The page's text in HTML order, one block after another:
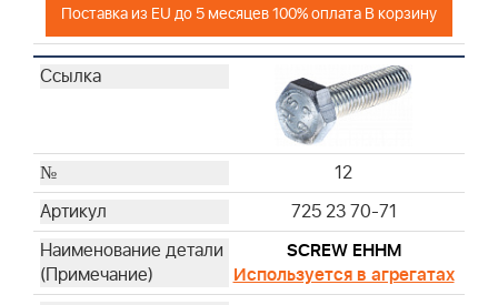
Поставка из EU до 5 месяцев 100% оплата В корзину
12
725 23 70-71
SCREW EHHM
Используется в агрегатах